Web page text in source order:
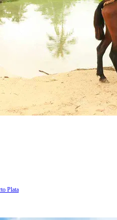
Plata